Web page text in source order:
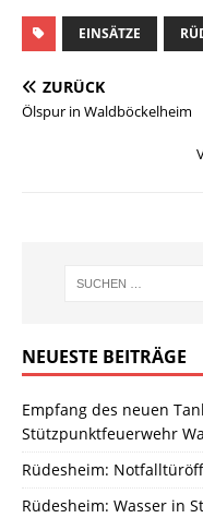
EINSÄTZE
ZURÜCK
Ölspur in Waldböckelheim
NEUESTE BEITRÄGE
Empfang des neuen
Stützpunktfeuerwehr
Rüdesheim:
Rüdesheim: Wasser in